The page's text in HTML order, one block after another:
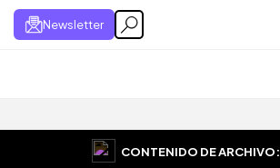
Newsletter
CONTENIDO DE ARCHIVO: